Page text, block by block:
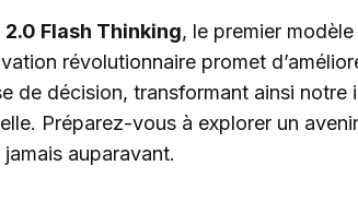
2.0 Flash Thinking, le premier
révolutionnaire promet
de décision, transformant ainsi notre
Préparez-vous à explorer un
auparavant.